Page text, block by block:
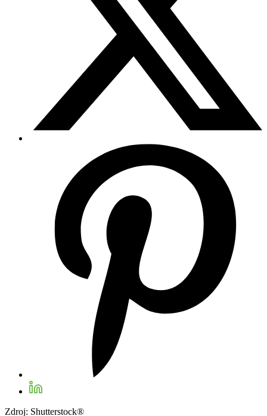
Zdroj: Shutterstock®